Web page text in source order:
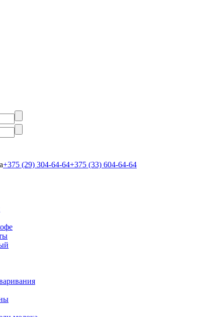
+375 (29) 304-64-64+375 (33) 604-64-64